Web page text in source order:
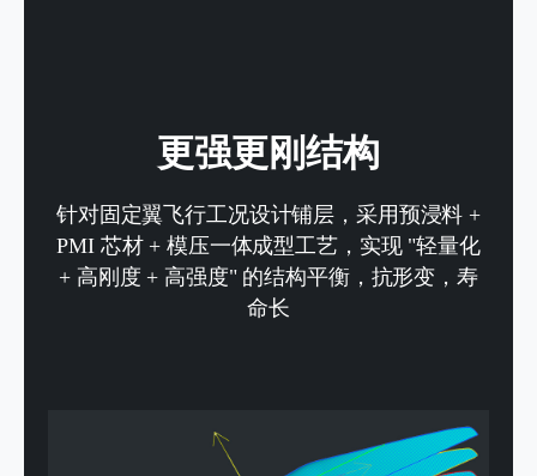
更强更刚结构
针对固定翼飞行工况设计铺层，采用预浸料 +
PMI 芯材 + 模压一体成型工艺， 实现 "轻量化
+ 高刚度 + 高强度" 的结构平衡，抗形变，寿
命长